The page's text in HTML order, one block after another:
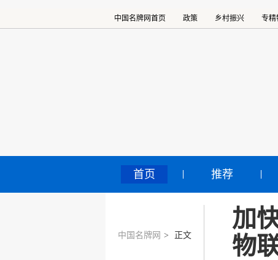
中国名牌网首页 政策 乡村振兴 专精
首页 推荐
中国名牌网 > 正文
加
物